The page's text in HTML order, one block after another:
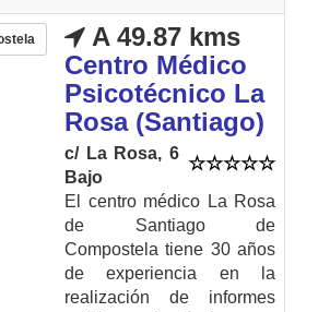
A 49.87 kms
Centro Médico
Psicotécnico La
Rosa (Santiago)
c/ La Rosa, 6
Bajo
El centro médico La Rosa
de Santiago de
Compostela tiene 30 años
de experiencia en la
realización de informes